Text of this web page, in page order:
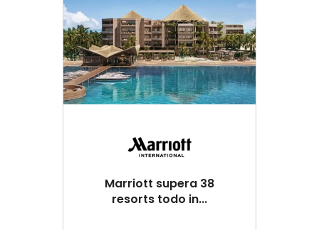
Marriott supera 38
resorts todo in...